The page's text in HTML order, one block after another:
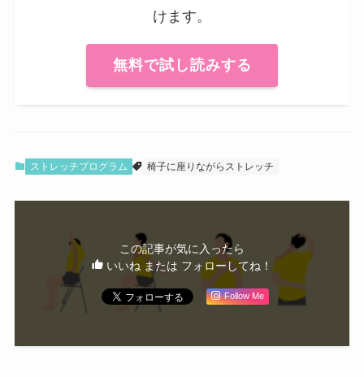
けます。
無料で試し読みする
ストレッチプログラム 椅子に座りながらストレッチ
この記事が気に入ったら
いいね または フォローしてね！
Follow Me